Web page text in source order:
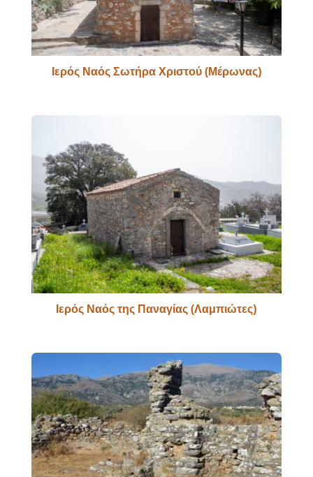
Ιερός Ναός Σωτήρα Χριστού (Μέρωνας)
Ιερός Ναός της Παναγίας (Λαμπιώτες)